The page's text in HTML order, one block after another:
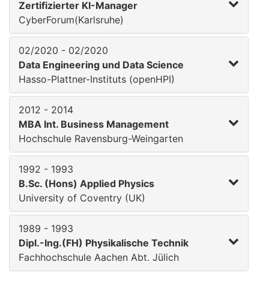
Zertifizierter KI-Manager
CyberForum(Karlsruhe)
02/2020 - 02/2020
Data Engineering und Data Science
Hasso-Plattner-Instituts (openHPI)
2012 - 2014
MBA Int. Business Management
Hochschule Ravensburg-Weingarten
1992 - 1993
B.Sc. (Hons) Applied Physics
University of Coventry (UK)
1989 - 1993
Dipl.-Ing.(FH) Physikalische Technik
Fachhochschule Aachen Abt. Jülich